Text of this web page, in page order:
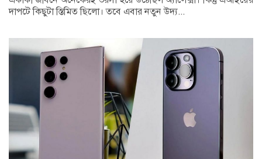
দাপটে কিছুটা স্তিমিত ছিলো। তবে এবার নতুন উদ্য...